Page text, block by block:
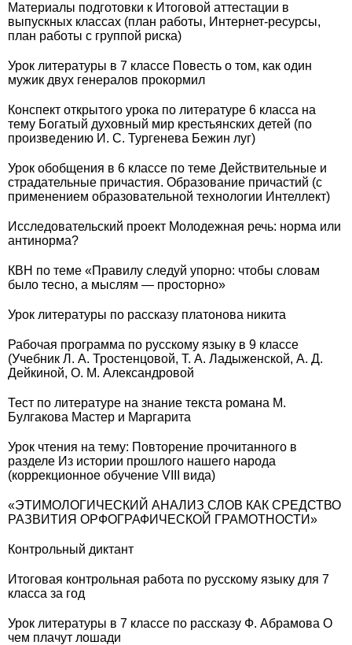
Материалы подготовки к Итоговой аттестации в
выпускных классах (план работы, Интернет-ресурсы,
план работы с группой риска)
Урок литературы в 7 классе Повесть о том, как один
мужик двух генералов прокормил
Конспект открытого урока по литературе 6 класса на
тему Богатый духовный мир крестьянских детей (по
произведению И. С. Тургенева Бежин луг)
Урок обобщения в 6 классе по теме Действительные и
страдательные причастия. Образование причастий (с
применением образовательной технологии Интеллект)
Исследовательский проект Молодежная речь: норма или
антинорма?
КВН по теме «Правилу следуй упорно: чтобы словам
было тесно, а мыслям — просторно»
Урок литературы по рассказу платонова никита
Рабочая программа по русскому языку в 9 классе
(Учебник Л. А. Тростенцовой, Т. А. Ладыженской, А. Д.
Дейкиной, О. М. Александровой
Тест по литературе на знание текста романа М.
Булгакова Мастер и Маргарита
Урок чтения на тему: Повторение прочитанного в
разделе Из истории прошлого нашего народа
(коррекционное обучение VIII вида)
«ЭТИМОЛОГИЧЕСКИЙ АНАЛИЗ СЛОВ КАК СРЕДСТВО
РАЗВИТИЯ ОРФОГРАФИЧЕСКОЙ ГРАМОТНОСТИ»
Контрольный диктант
Итоговая контрольная работа по русскому языку для 7
класса за год
Урок литературы в 7 классе по рассказу Ф. Абрамова О
чем плачут лошади